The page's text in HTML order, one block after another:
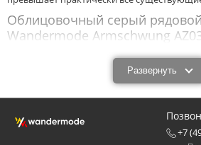
Облицовочный серый
Wandermode Armschwung
размером 440x52x50 мм:
Облицовочный серый рядовой кирпич
AZ030L50 Weibe Asche размером
эксплуатационными характеристиками.
Вандермоде Armschwung AZ030L50 Weibe
обладает прочностью,
Развернуть
+7